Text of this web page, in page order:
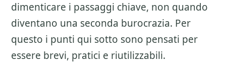
dimenticare i passaggi chiave, non quando
diventano una seconda burocrazia. Per
questo i punti qui sotto sono pensati per
essere brevi, pratici e riutilizzabili.